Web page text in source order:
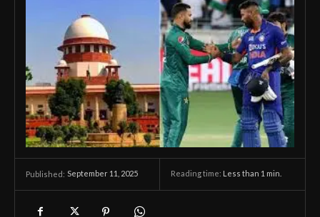
Published: September 11, 2025 Reading time: Less than 1 min.